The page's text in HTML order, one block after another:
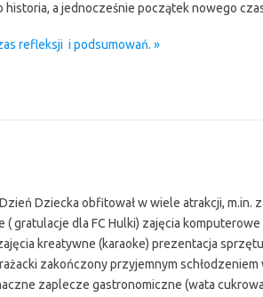
historia, a jednocześnie początek nowego
refleksji i podsumowań. »
Dziecka obfitował w wiele atrakcji, m.in.
( gratulacje dla FC Hulki) zajęcia komputerowe
kreatywne (karaoke) prezentacja
zakończony przyjemnym schłodzeniem
zaplecze gastronomiczne (wata